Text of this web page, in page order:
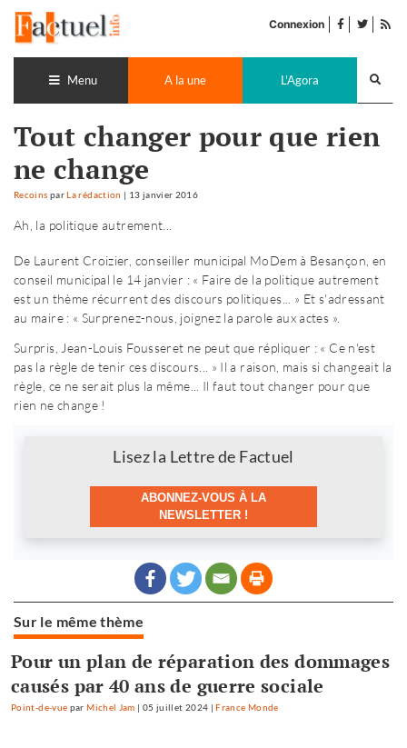
contenu
Connexion facebook
twitter
Menu A la une L'Agora
Tout changer pour que rien
ne change
Recoins parLa rédaction | 13 janvier 2016
Ah, la politique autrement...
De Laurent Croizier, conseiller municipal MoDem à Besançon, en
conseil municipal le 14 janvier : « Faire de la politique autrement
est un thème récurrent des discours politiques... » Et s'adressant
au maire : « Surprenez-nous, joignez la parole aux actes ».
Surpris, Jean-Louis Fousseret ne peut que répliquer : « Ce n'est
pas la règle de tenir ces discours... » Il a raison, mais si changeait la
règle, ce ne serait plus la même... Il faut tout changer pour que
rien ne change !
Lisez la Lettre de Factuel
ABONNEZ-VOUS À LA
NEWSLETTER !
Sur le même thème
Pour un plan de réparation des dommages
causés par 40 ans de guerre sociale
Point-de-vue parMichel Jam | 05 juillet 2024 |France Monde